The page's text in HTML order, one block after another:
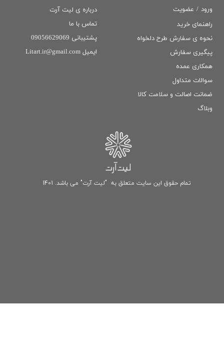
راهنمای خرید
نحوه ی سفارش طرح دلخواه
پیگیری سفارش
همکاری عمده
سوالات متداول
ضمانت اصالت و سلامت كالا
وبلاگ
درباره ی لیت آرت
تماس با ما
پشتیبانی 09056629069
ایمیل Litart.ir@gmail.com
تمام حقوق این سایت متعلق به "لیت آرت" می باشد. 1401
ورود / عضویت